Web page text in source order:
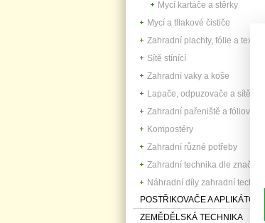
Mycí kartáče a stěrky
Mycí a tllakové čističe
Zahradní plachty, fólie a textilie
Sítě stínící
Zahradní vaky a koše
Lapače, odpuzovače a sítě
Zahradní pařeniště a fóliovníky
Kompostéry
Zahradní různé potřeby
Zahradní technika dle značek
Náhradní díly zahradní techniky
POSTŘIKOVAČE A APLIKÁTORY
ZEMĚDĚLSKÁ TECHNIKA